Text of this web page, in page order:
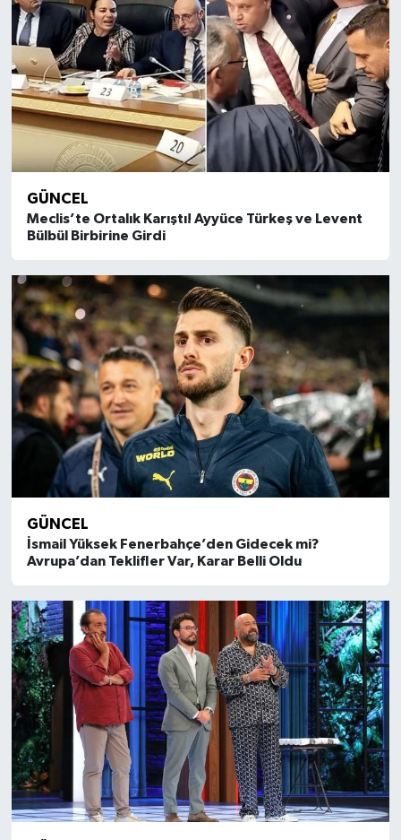
GÜNCEL
Meclis’te Ortalık Karıştı! Ayyüce Türkeş ve Levent
Bülbül Birbirine Girdi
GÜNCEL
İsmail Yüksek Fenerbahçe’den Gidecek mi?
Avrupa’dan Teklifler Var, Karar Belli Oldu